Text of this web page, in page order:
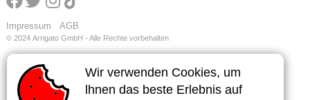
Wir verwenden Cookies, um
lhnen das beste Erlebnis auf
Wir verwenden Cookies, um
lhnen das beste Erlebnis auf
Wir verwenden Cookies, um
lhnen das beste Erlebnis auf
Impressum AGB
© 2024 Arrigato GmbH - Alle Rechte vorbehalten